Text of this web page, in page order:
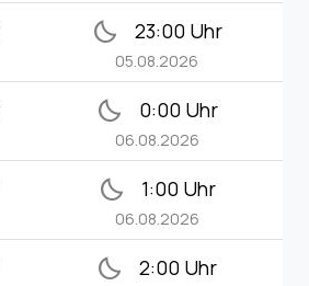
bedtime 23:00 Uhr
05.08.2026
bedtime 0:00 Uhr
06.08.2026
bedtime 1:00 Uhr
06.08.2026
bedtime 2:00 Uhr